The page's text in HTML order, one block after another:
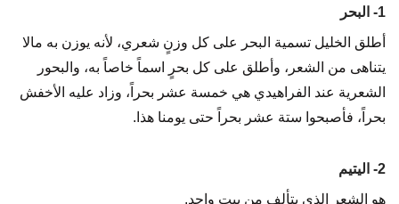
1- البحر
أطلق الخليل تسمية البحر على كل وزنٍ شعري، لأنه يوزن به مالا
يتناهى من الشعر، وأطلق على كل بحرٍ اسماً خاصاً به، والبحور
الشعرية عند الفراهيدي هي خمسة عشر بحراً، وزاد عليه الأخفش
بحراً، فأصبحوا ستة عشر بحراً حتى يومنا هذا.
2- اليتيم
هو الشعر الذي يتألف من بيتٍ واحد.